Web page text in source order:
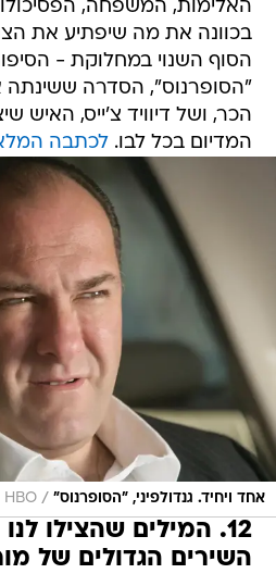
האלימות, המשפחה,
בכוונה את מה שיפתיע את
הסוף השנוי במחלוקת -
"הסופרנוס", הסדרה ששינתה
הכר, ושל דיוויד צ'ייס, האיש
המדיום בכל לבו.לכתבה
אחד ויחיד. גנדולפיני, "הסופרנוס" /
HBO
השירים הגדולים של